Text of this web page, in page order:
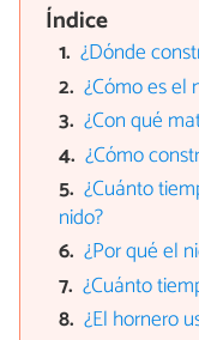
Índice
¿Dónde
¿Cómo es el
¿Con qué
¿Cómo
¿Cuánto
nido?
¿Por qué el
¿Cuánto
¿El hornero